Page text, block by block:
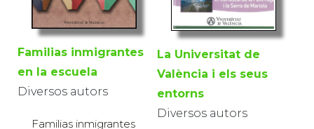
Familias inmigrantes
en la escuela
Diversos autors
Familias inmigrantes
La Universitat de
València i els seus
entorns
Diversos autors